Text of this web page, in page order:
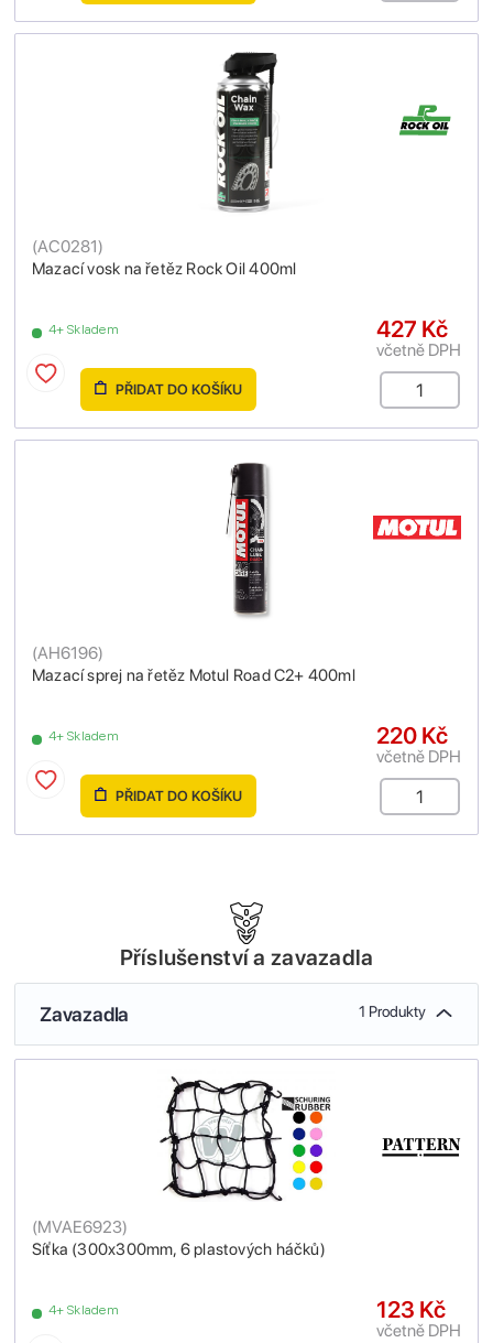
Mazací vosk na řetěz Rock Oil 400ml
(AC0281)
4+ Skladem 427 Kč
včetně DPH
PŘIDAT DO KOŠÍKU
Mazací sprej na řetěz Motul Road C2+ 400ml
(AH6196)
4+ Skladem 220 Kč
včetně DPH
PŘIDAT DO KOŠÍKU
Příslušenství a zavazadla
Zavazadla 1 Produkty
Síťka (300x300mm, 6 plastových háčků)
(MVAE6923)
4+ Skladem 123 Kč
včetně DPH